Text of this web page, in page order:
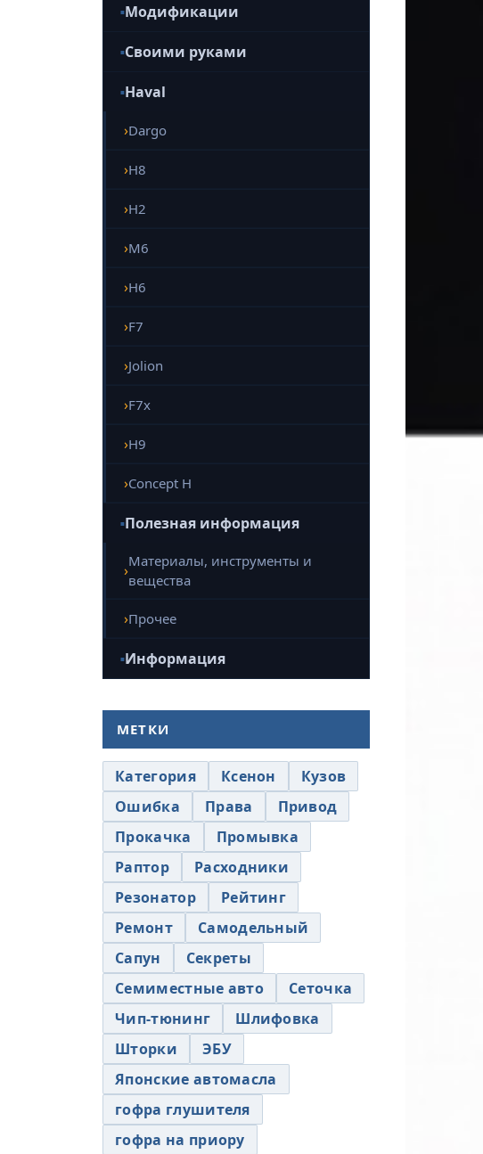
Модификации
Своими руками
Haval
Dargo
H8
H2
M6
H6
F7
Jolion
F7x
H9
Concept H
Полезная информация
Материалы, инструменты и
вещества
Прочее
Информация
МЕТКИ
Категория Ксенон
Кузов
Ошибка
Права
Привод
Прокачка
Промывка
Раптор
Расходники
Резонатор
Рейтинг
Ремонт
Самодельный
Сапун
Секреты
Семиместные авто
Сеточка
Чип-тюнинг
Шлифовка
Шторки
ЭБУ
Японские автомасла
гофра глушителя
гофра на приору